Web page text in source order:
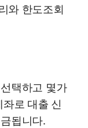
와 한도조회
택하고 몇가
로 대출 신
됩니다.